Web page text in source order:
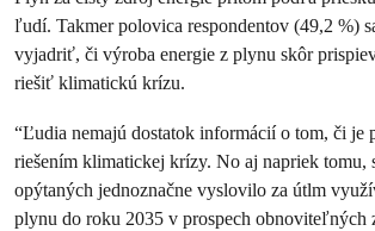
ľudí. Takmer polovica respondentov (49,2 %)
vyjadriť, či výroba energie z plynu skôr
riešiť klimatickú krízu.
“Ľudia nemajú dostatok informácií o tom, či je
riešením klimatickej krízy. No aj napriek tomu,
opýtaných jednoznačne vyslovilo za útlm
plynu do roku 2035 v prospech obnoviteľných